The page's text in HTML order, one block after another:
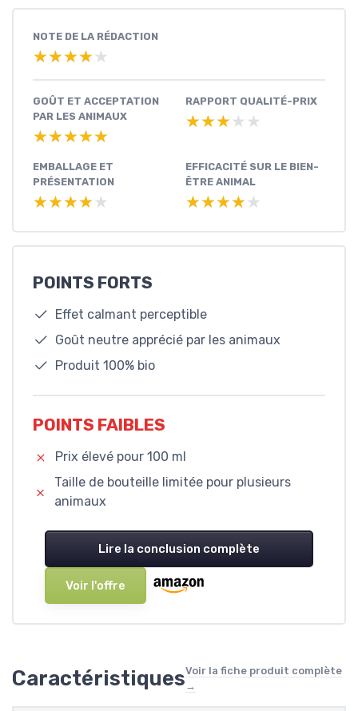
NOTE DE LA RÉDACTION
★★★★★
★★★★★
GOÛT ET ACCEPTATION
PAR LES ANIMAUX
★★★★★
★★★★★
RAPPORT QUALITÉ-PRIX
★★★★★
★★★★★
EMBALLAGE ET
PRÉSENTATION
★★★★★
★★★★★
EFFICACITÉ SUR LE BIEN-
ÊTRE ANIMAL
★★★★★
★★★★★
POINTS FORTS
Effet calmant perceptible
Goût neutre apprécié par les animaux
Produit 100% bio
POINTS FAIBLES
Prix élevé pour 100 ml
Taille de bouteille limitée pour plusieurs
animaux
Lire la conclusion complète
Voir l'offre
CaractéristiquesVoir la fiche produit complète
→